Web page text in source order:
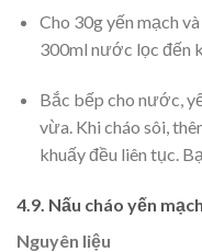
Cho 30g yến mạch
300ml nước lọc đến
Bắc bếp cho nước,
vừa. Khi cháo sôi,
khuấy đều liên tục.
4.9. Nấu cháo yến
Nguyên liệu